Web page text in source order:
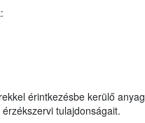
érintkezésbe kerülő
tulajdonságait.